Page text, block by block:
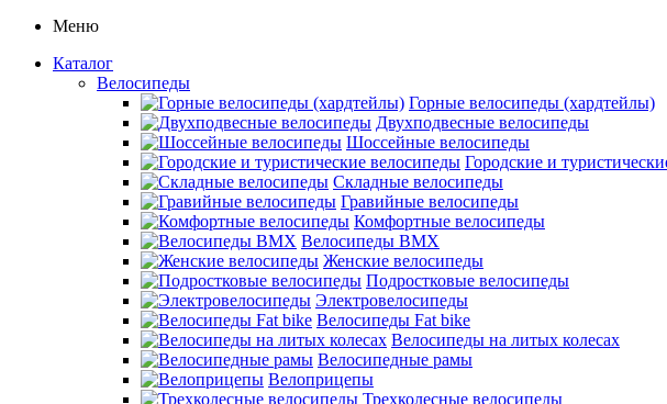
Меню
Каталог
Велосипеды
Горные велосипеды (хардтейлы)
Двухподвесные велосипеды
Шоссейные велосипеды
Городские и
Складные велосипеды
Гравийные велосипеды
Комфортные велосипеды
Велосипеды BMX
Женские велосипеды
Подростковые велосипеды
Электровелосипеды
Велосипеды Fat bike
Велосипеды на литых колесах
Велосипедные рамы
Велоприцепы
Трехколесные велосипеды